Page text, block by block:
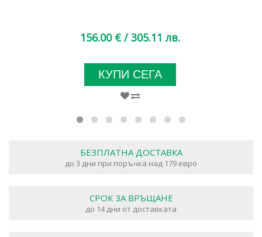
156.00 € / 305.11 лв.
КУПИ СЕГА
БЕЗПЛАТНА ДОСТАВКА
до 3 дни при поръчка над 179 евро
СРОК ЗА ВРЪЩАНЕ
до 14 дни от доставката